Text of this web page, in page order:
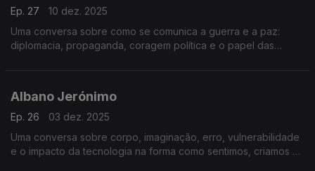
Ep. 27
10 dez. 2025
Uma conversa sobre como se comunica a guerra e a paz:
diplomacia, propaganda, coragem política e o papel das
Albano Jerónimo
Ep. 26
03 dez. 2025
Uma conversa sobre corpo, imaginação, erro, vulnerabilidade
e o impacto da tecnologia na forma como sentimos, criamos e